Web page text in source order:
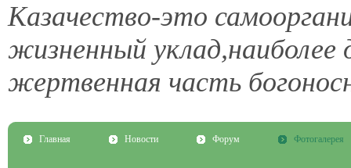
Казачество-это
жизненный
жертвенная часть
Главная Новости Форум Фотогалерея